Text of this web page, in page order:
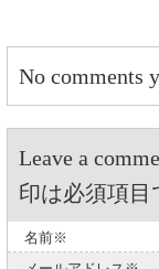
No comments
Leave a
印は必須項目
名前※